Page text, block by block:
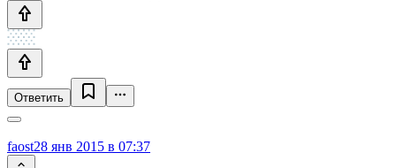
Ответить
faost28 янв 2015 в 07:37